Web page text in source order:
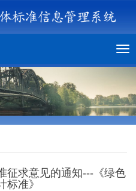
征求意见的通知---《绿色
标准》